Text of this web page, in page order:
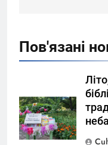
Пов'язані
неба